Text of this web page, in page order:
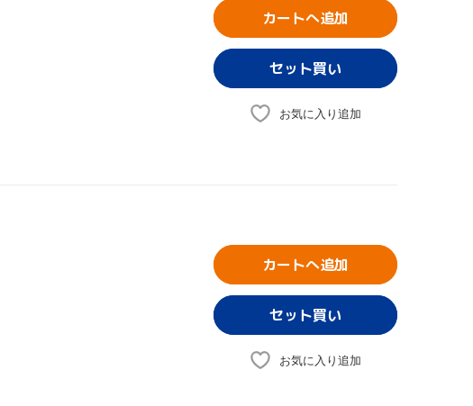
カートへ追加
お気に入り追加
カートへ追加
お気に入り追加